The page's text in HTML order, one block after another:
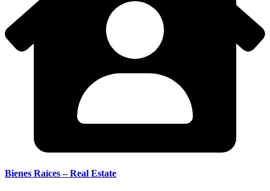
Bienes Raíces – Real Estate